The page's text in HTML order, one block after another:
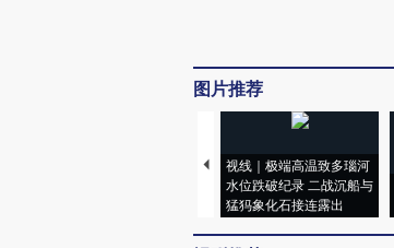
图片推荐
视线｜极端高温致多瑙河
水位跌破纪录 二战沉船与
猛犸象化石接连露出